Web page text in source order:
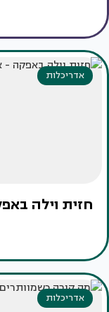
אדריכלות
חזית וילה
אדריכלות